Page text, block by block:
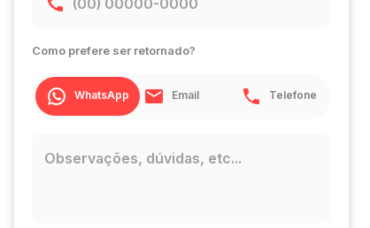
Como prefere ser retornado?
WhatsApp Email Telefone